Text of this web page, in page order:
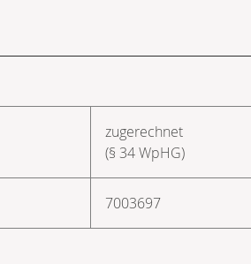
zugerechnet
(§ 34 WpHG)
7003697